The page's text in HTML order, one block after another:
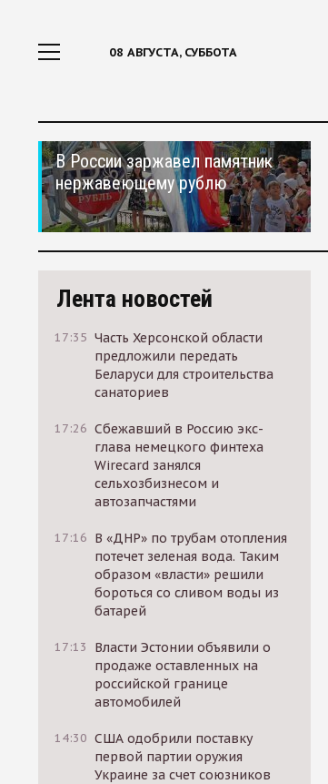
08 АВГУСТА, СУББОТА
В России заржавел памятник
нержавеющему рублю
Лента новостей
17:35 Часть Херсонской области
предложили передать
Беларуси для строительства
санаториев
17:26 Сбежавший в Россию экс-
глава немецкого финтеха
Wirecard занялся
сельхозбизнесом и
автозапчастями
17:16 В «ДНР» по трубам отопления
потечет зеленая вода. Таким
образом «власти» решили
бороться со сливом воды из
батарей
17:13
Власти Эстонии объявили о
продаже оставленных на
российской границе
автомобилей
14:30 США одобрили поставку
первой партии оружия
Украине за счет союзников